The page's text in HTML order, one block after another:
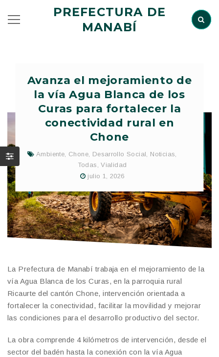
PREFECTURA DE
MANABÍ
Avanza el mejoramiento de
la vía Agua Blanca de los
Curas para fortalecer la
conectividad rural en
Chone
Ambiente, Chone, Desarrollo Social, Noticias,
Todas ,Vialidad
julio 1, 2026
La Prefectura de Manabí trabaja en el mejoramiento de la
vía Agua Blanca de los Curas, en la parroquia rural
Ricaurte del cantón Chone, intervención orientada a
fortalecer la conectividad, facilitar la movilidad y mejorar
las condiciones para el desarrollo productivo del sector.
La obra comprende 4 kilómetros de intervención, desde el
sector del badén hasta la conexión con la vía Agua